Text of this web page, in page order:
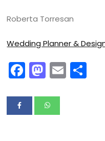
Roberta Torresan
Wedding Planner &
Facebook
Email